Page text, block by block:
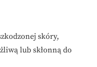
skóry,
lub skłonną do